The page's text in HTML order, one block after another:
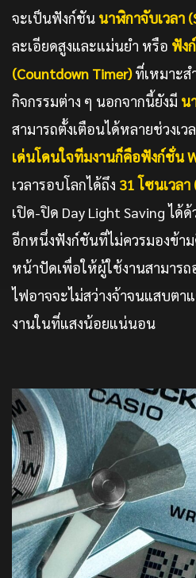
จะเป็นฟังก์ชัน นาฬิกาจับเวลา (
ละเอียดสูงและแม่นยำ หรือ ฟัง
(Countdown Timer)ที่เหมาะส
กิจกรรมต่าง ๆ นอกจากนี้ยังมี น
สามารถตั้งเตือนได้หลายช่วงเว
เด่นโดนใจทีมงานก็คือฟังก์ชั่น
เวลารอบโลกได้ถึง 31 โซนเวลา
เปิด-ปิด Day Light Saving ได้
อีกหนึ่งฟังก์ชันที่ไม่ควรมองข้า
หน้าปัดเพื่อให้ผู้ใช้งานสามารถ
ไฟอาจจะไม่สว่างจ้าจนแสบตา
งานในที่แสงน้อยแน่นอน